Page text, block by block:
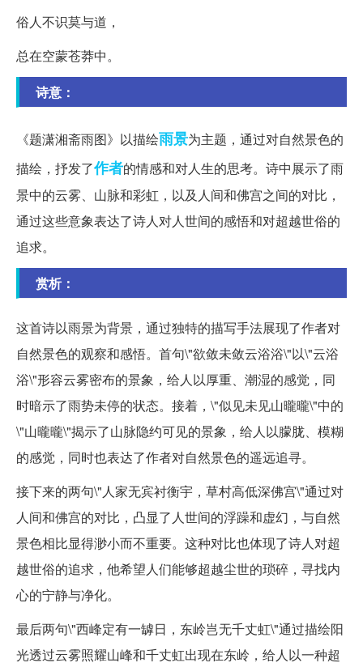
俗人不识莫与道，
总在空蒙苍莽中。
诗意：
《题潇湘斋雨图》以描绘雨景为主题，通过对自然景色的
描绘，抒发了作者的情感和对人生的思考。诗中展示了雨
景中的云雾、山脉和彩虹，以及人间和佛宫之间的对比，
通过这些意象表达了诗人对人世间的感悟和对超越世俗的
追求。
赏析：
这首诗以雨景为背景，通过独特的描写手法展现了作者对
自然景色的观察和感悟。首句\"欲敛未敛云浴浴\"以\"云浴
浴\"形容云雾密布的景象，给人以厚重、潮湿的感觉，同
时暗示了雨势未停的状态。接着，\"似见未见山曨曨\"中的
\"山曨曨\"揭示了山脉隐约可见的景象，给人以朦胧、模糊
的感觉，同时也表达了作者对自然景色的遥远追寻。
接下来的两句\"人家无宾衬衡宇，草村高低深佛宫\"通过对
人间和佛宫的对比，凸显了人世间的浮躁和虚幻，与自然
景色相比显得渺小而不重要。这种对比也体现了诗人对超
越世俗的追求，他希望人们能够超越尘世的琐碎，寻找内
心的宁静与净化。
最后两句\"西峰定有一罅日，东岭岂无千丈虹\"通过描绘阳
光透过云雾照耀山峰和千丈虹出现在东岭，给人以一种超